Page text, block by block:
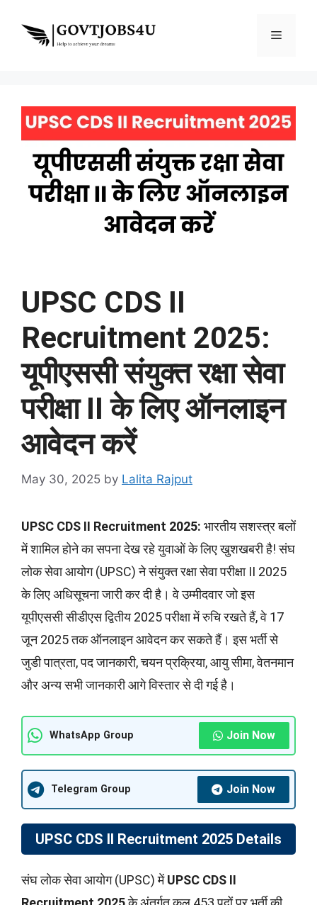
content
Menu
UPSC CDS II
Recruitment 2025:
यूपीएससी संयुक्त रक्षा सेवा
परीक्षा II के लिए ऑनलाइन
आवेदन करें
May 30, 2025 by Lalita Rajput
UPSC CDS II Recruitment 2025: भारतीय सशस्त्र बलों
में शामिल होने का सपना देख रहे युवाओं के लिए खुशखबरी है! संघ
लोक सेवा आयोग (UPSC) ने संयुक्त रक्षा सेवा परीक्षा II 2025
के लिए अधिसूचना जारी कर दी है। वे उम्मीदवार जो इस
यूपीएससी सीडीएस द्वितीय 2025 परीक्षा में रुचि रखते हैं, वे 17
जून 2025 तक ऑनलाइन आवेदन कर सकते हैं। इस भर्ती से
जुडी पात्रता, पद जानकारी, चयन प्रक्रिया, आयु सीमा, वेतनमान
और अन्य सभी जानकारी आगे विस्तार से दी गई है।
WhatsApp Group Join Now
Telegram Group Join Now
UPSC CDS II Recruitment 2025 Details
संघ लोक सेवा आयोग (UPSC) मेंUPSC CDS II